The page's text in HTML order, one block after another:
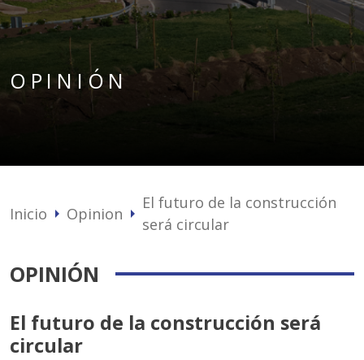
OPINIÓN
Inicio arrow_right Opinion arrow_right
El futuro de la construcción
será circular
OPINIÓN
El futuro de la construcción será
circular